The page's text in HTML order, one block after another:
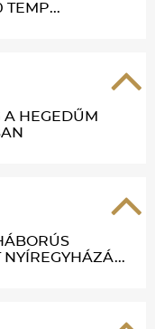
TEMP...
A HEGEDŰM
NYÍREGYHÁZÁ...